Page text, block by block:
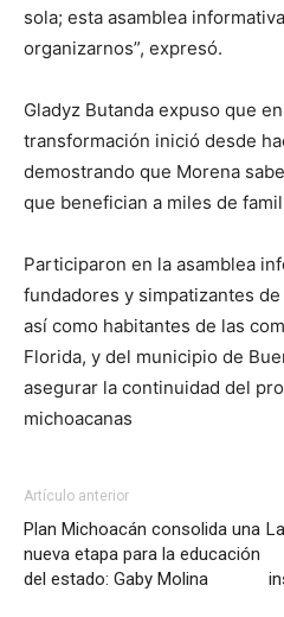
sola; esta asamblea
organizarnos”, expresó.
Gladyz Butanda expuso que
transformación inició desde
demostrando que Morena
que benefician a miles de
Participaron en la asamblea
fundadores y simpatizantes
así como habitantes de las
Florida, y del municipio de
asegurar la continuidad del
michoacanas
Artículo anterior
Plan Michoacán consolida una
nueva etapa para la educación
del estado: Gaby Molina